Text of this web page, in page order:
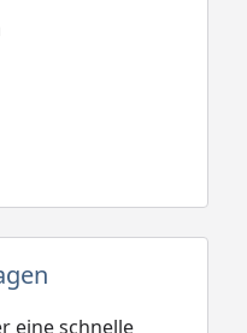
eine schnelle